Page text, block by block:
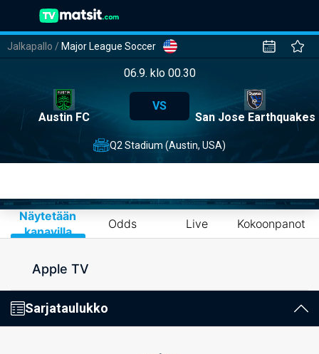
Jalkapallo / Major League Soccer
06.9. klo 00.30
Austin FC
VS
San Jose Earthquakes
Q2 Stadium (Austin, USA)
Näytetään
kanavilla
Odds Live Kokoonpanot
Apple TV
Sarjataulukko